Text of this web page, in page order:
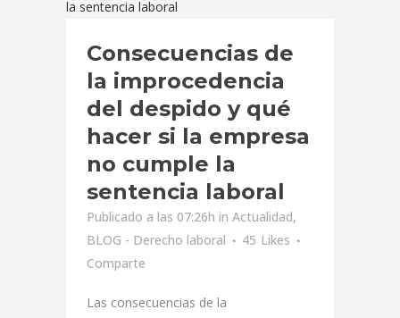
Consecuencias de
la improcedencia
del despido y qué
hacer si la empresa
no cumple la
sentencia laboral
Publicado a las 07:26h in Actualidad,
BLOG - Derecho laboral
45 Likes
Comparte
Las consecuencias de la